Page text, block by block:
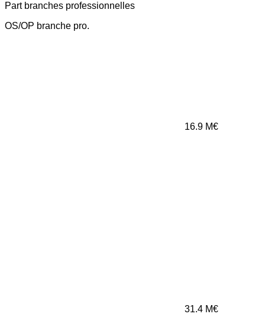
Part branches professionnelles
OS/OP branche pro.
16.9 M€
31.4 M€